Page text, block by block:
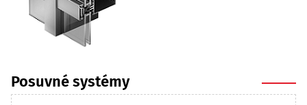
Posuvné systémy